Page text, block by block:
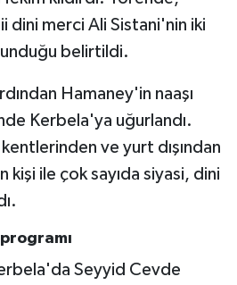
dini merci Ali Sistani'nin iki
belirtildi.
Hamaney'in naaşı
Kerbela'ya uğurlandı.
ve yurt dışından
kişi ile çok sayıda siyasi, dini
Seyyid Cevde